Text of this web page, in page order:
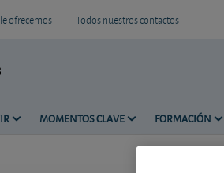
ofrecemos Todos nuestros contactos
MOMENTOS CLAVE FORMACIÓN